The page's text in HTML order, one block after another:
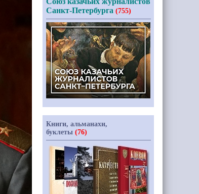
Санкт-Петербурга (755)
Книги, альманахи,
буклеты (76)